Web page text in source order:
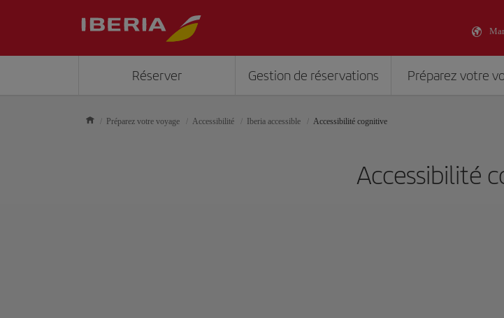
Réserver Gestion de réservations Préparez votre
Préparez votre voyage Accessibilité Iberia accessible Accessibilité cognitive
Accessibilité